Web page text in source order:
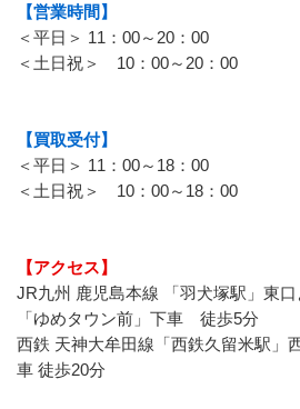
【営業時間】
＜平日＞ 11：00～20：00
＜土日祝＞　10：00～20：00
【買取受付】
＜平日＞ 11：00～18：00
＜土日祝＞　10：00～18：00
【アクセス】
JR九州 鹿児島本線 「羽犬塚駅」東
「ゆめタウン前」下車　徒歩5分
西鉄 天神大牟田線「西鉄久留米駅」
車 徒歩20分